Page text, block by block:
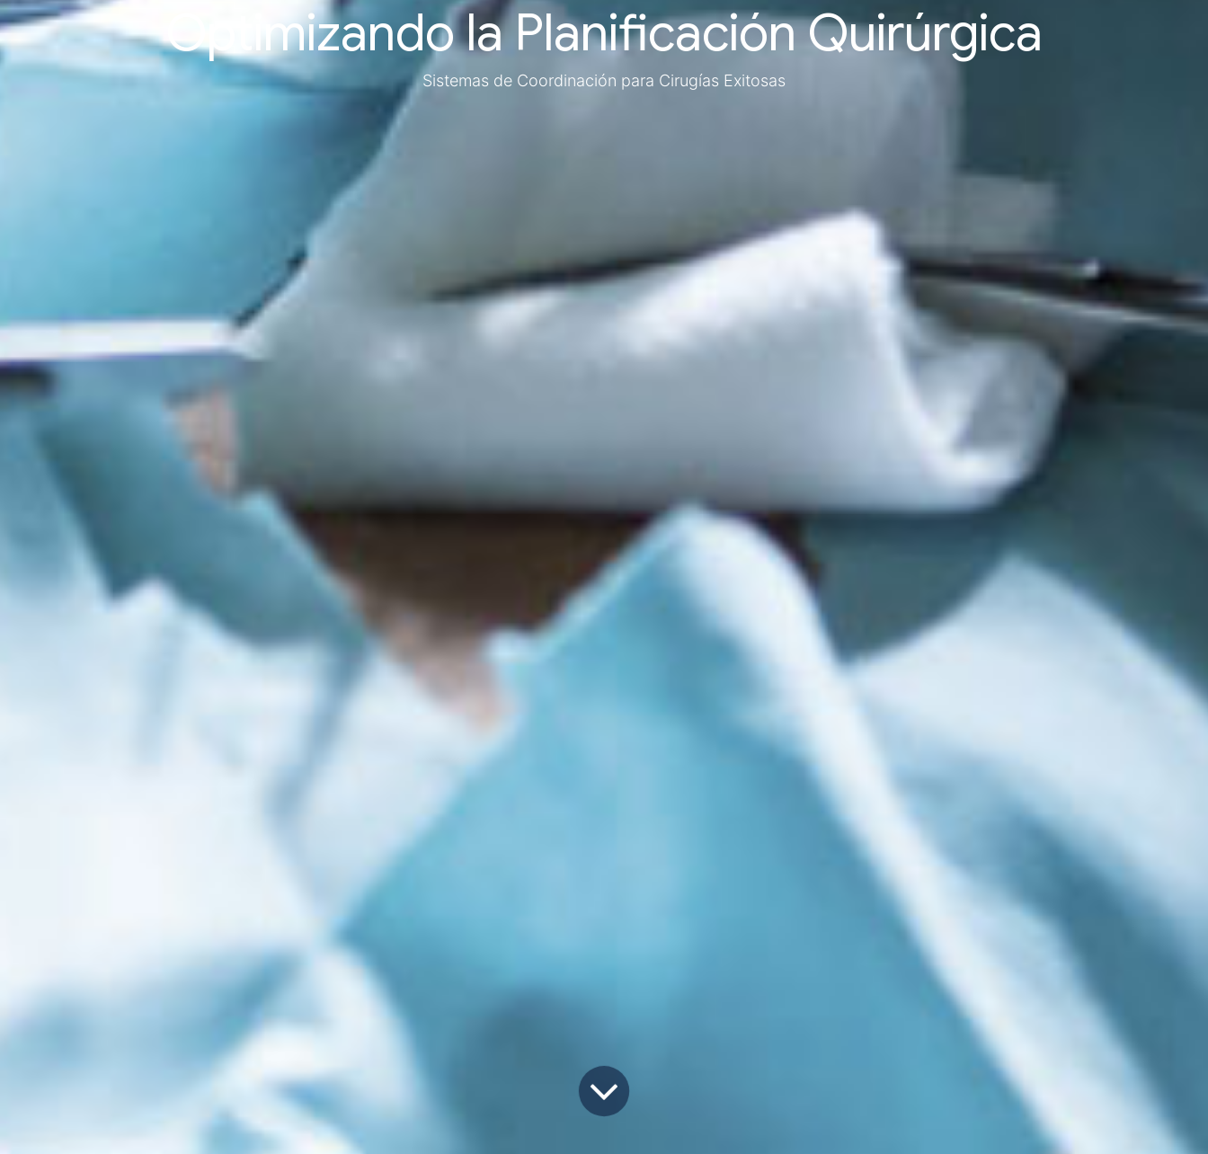
Optimizando la Planificación Quirúrgica
Sistemas de Coordinación para Cirugías Exitosas